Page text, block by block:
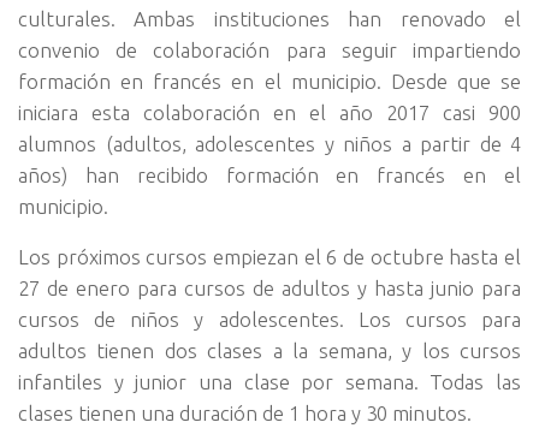
culturales. Ambas instituciones han renovado el
convenio de colaboración para seguir impartiendo
formación en francés en el municipio. Desde que se
iniciara esta colaboración en el año 2017 casi 900
alumnos (adultos, adolescentes y niños a partir de 4
años) han recibido formación en francés en el
municipio.
Los próximos cursos empiezan el 6 de octubre hasta el
27 de enero para cursos de adultos y hasta junio para
cursos de niños y adolescentes. Los cursos para
adultos tienen dos clases a la semana, y los cursos
infantiles y junior una clase por semana. Todas las
clases tienen una duración de 1 hora y 30 minutos.